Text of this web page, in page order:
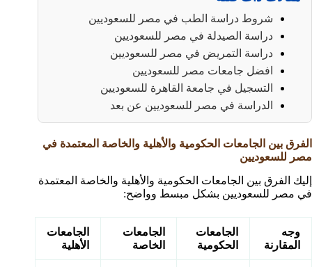
شروط دراسة الطب في مصر للسعوديين
دراسة الصيدلة في مصر للسعوديين
دراسة التمريض في مصر للسعوديين
افضل جامعات مصر للسعوديين
التسجيل في جامعة القاهرة للسعوديين
الدراسة في مصر للسعوديين عن بعد
الفرق بين الجامعات الحكومية والأهلية والخاصة المعتمدة في
مصر للسعوديين
إليك الفرق بين الجامعات الحكومية والأهلية والخاصة المعتمدة
في مصر للسعوديين بشكل مبسط وواضح:
وجه
المقارنة
الجامعات
الحكومية
الجامعات
الخاصة
الجامعات
الأهلية